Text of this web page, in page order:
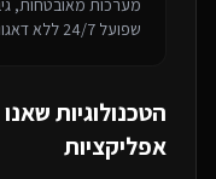
מערכות מאובטחות,
שפועל 24/7 ללא דאגות.
הטכנולוגיות
אפליקציות